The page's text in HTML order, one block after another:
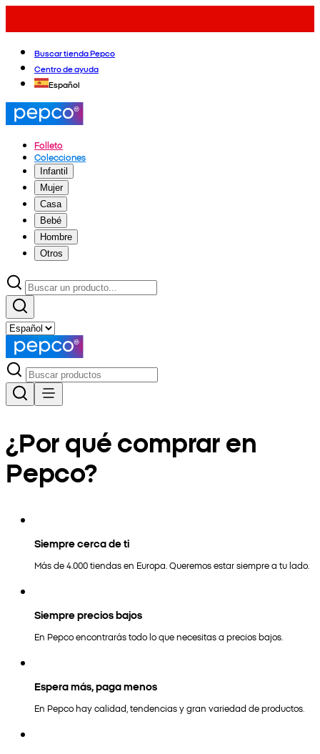
Buscar tienda Pepco
Centro de ayuda
Español
Folleto
Colecciones
Infantil
Mujer
Casa
Bebé
Hombre
Otros
¿Por qué comprar en
Pepco?
Siempre cerca de ti
Más de 4.000 tiendas en Europa. Queremos estar siempre a tu lado.
Siempre precios bajos
En Pepco encontrarás todo lo que necesitas a precios bajos.
Espera más, paga menos
En Pepco hay calidad, tendencias y gran variedad de productos.